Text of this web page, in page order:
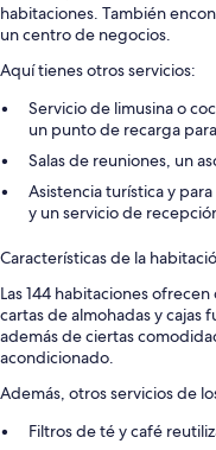
habitaciones. También
un centro de negocios.
Aquí tienes otros servicios:
Servicio de limusina o
un punto de recarga
Salas de reuniones, un
Asistencia turística y
y un servicio de
Características de la
Las 144 habitaciones
cartas de almohadas y cajas
además de ciertas
acondicionado.
Además, otros servicios de
Filtros de té y café